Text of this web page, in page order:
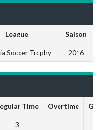
League Saison
Soccer Trophy 2016
Time Overtime
3 —